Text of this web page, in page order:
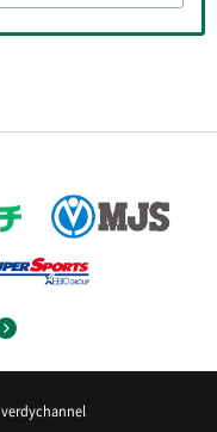
verdychannel